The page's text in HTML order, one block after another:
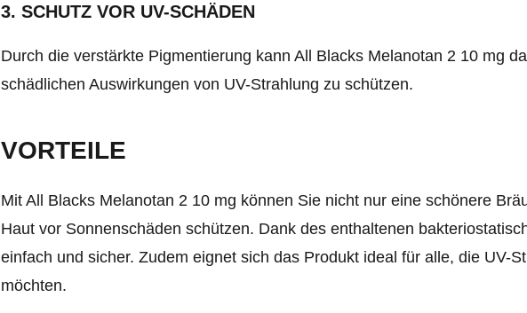
3. SCHUTZ VOR UV-SCHÄDEN
Durch die verstärkte Pigmentierung kann All Blacks Melanotan 2 10 mg
schädlichen Auswirkungen von UV-Strahlung zu schützen.
VORTEILE
Mit All Blacks Melanotan 2 10 mg können Sie nicht nur eine schönere
Haut vor Sonnenschäden schützen. Dank des enthaltenen
einfach und sicher. Zudem eignet sich das Produkt ideal für alle, die UV-
möchten.